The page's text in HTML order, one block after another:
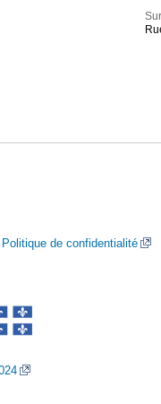
Politique de confidentialité